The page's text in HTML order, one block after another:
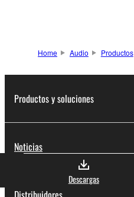
Descargas
Home Audio Productos
Productos y soluciones
Noticias